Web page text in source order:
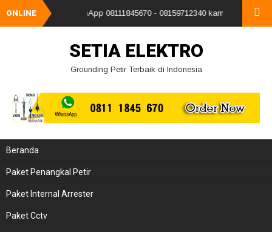
ONLINEkami via whatsApp 08111845670 - 08159712340 kami ucapkan
SETIA ELEKTRO
Grounding Petir Terbaik di Indonesia
Beranda
Paket Penangkal Petir
Paket Internal Arrester
Paket Cctv